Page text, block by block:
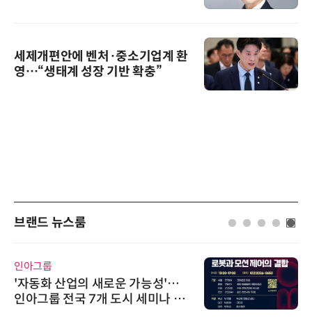
세제개편안에 벤처·중소기업계 환
영…“생태계 성장 기반 확충”
브랜드 뉴스룸
인아그룹
'자동화 산업의 새로운 가능성'…
인아그룹 전국 7개 도시 세미나 페